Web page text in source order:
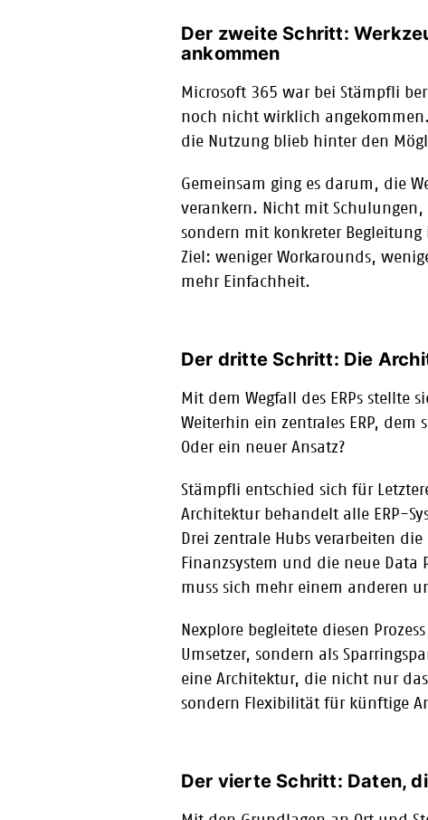
Der zweite Schritt:
ankommen
Microsoft 365 war bei Stämpfli
noch nicht wirklich
die Nutzung blieb hinter den
Gemeinsam ging es darum, die
verankern. Nicht mit
sondern mit konkreter Begleitung
Ziel: weniger Workarounds,
mehr Einfachheit.
Der dritte Schritt: Die
Mit dem Wegfall des ERPs stellte
Weiterhin ein zentrales ERP, dem
Oder ein neuer Ansatz?
Stämpfli entschied sich für
Architektur behandelt alle ERP-
Drei zentrale Hubs verarbeiten die
Finanzsystem und die neue Data
muss sich mehr einem anderen
Nexplore begleitete diesen
Umsetzer, sondern als
eine Architektur, die nicht nur
sondern Flexibilität für künftige
Der vierte Schritt: Daten,